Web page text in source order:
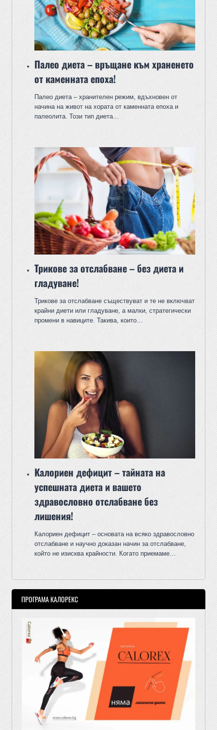
Палео диета – връщане към храненето
от каменната епоха!
Палео диета – хранителен режим, вдъхновен от
начина на живот на хората от каменната епоха и
палеолита. Този тип диета…
Трикове за отслабване – без диета и
гладуване!
Трикове за отслабване съществуват и те не включват
крайни диети или гладуване, а малки, стратегически
промени в навиците. Такива, които…
Калориен дефицит – тайната на
успешната диета и вашето
здравословно отслабване без
лишения!
Калориен дефицит – основата на всяко здравословно
отслабване и научно доказан начин за отслабване,
който не изисква крайности. Когато приемаме…
ПРОГРАМА КАЛОРЕКС